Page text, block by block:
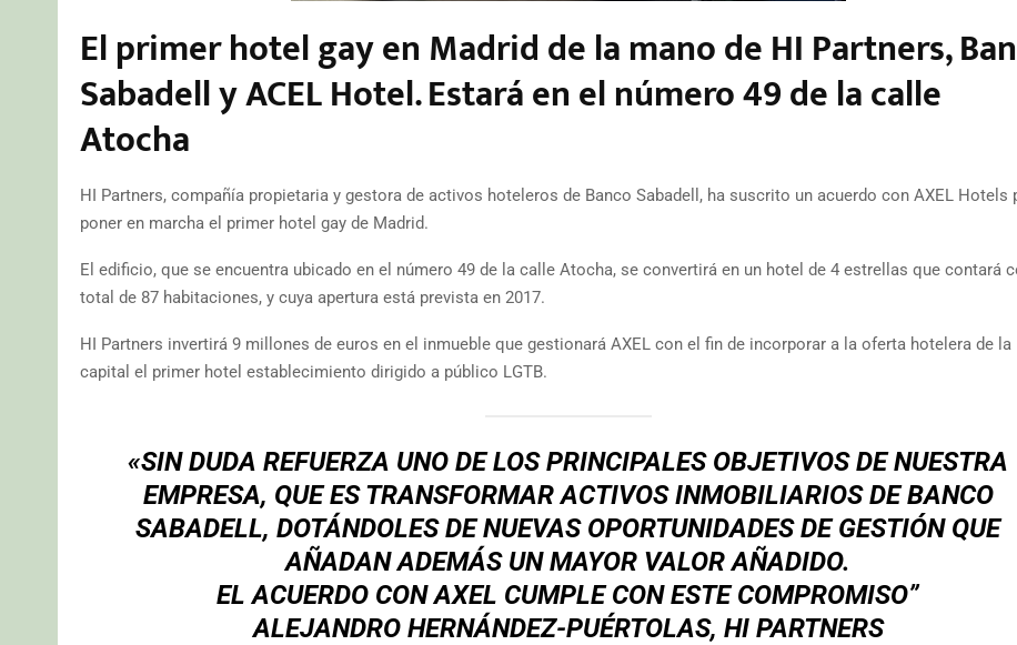
El primer hotel gay en Madrid de la mano de HI Partners,
Sabadell y ACEL Hotel. Estará en el número 49 de la calle
Atocha
HI Partners, compañía propietaria y gestora de activos hoteleros de Banco Sabadell, ha suscrito un acuerdo con AXEL Hotels
poner en marcha el primer hotel gay de Madrid.
El edificio, que se encuentra ubicado en el número 49 de la calle Atocha, se convertirá en un hotel de 4 estrellas que contará
total de 87 habitaciones, y cuya apertura está prevista en 2017.
HI Partners invertirá 9 millones de euros en el inmueble que gestionará AXEL con el fin de incorporar a la oferta hotelera de la
capital el primer hotel establecimiento dirigido a público LGTB.
«SIN DUDA REFUERZA UNO DE LOS PRINCIPALES OBJETIVOS DE NUESTRA
EMPRESA, QUE ES TRANSFORMAR ACTIVOS INMOBILIARIOS DE BANCO
SABADELL, DOTÁNDOLES DE NUEVAS OPORTUNIDADES DE GESTIÓN QUE
AÑADAN ADEMÁS UN MAYOR VALOR AÑADIDO.
EL ACUERDO CON AXEL CUMPLE CON ESTE COMPROMISO”
ALEJANDRO HERNÁNDEZ-PUÉRTOLAS, HI PARTNERS